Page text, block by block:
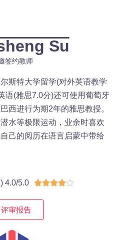
Su
签约教师
斯特大学留学(对外英语教学
语(雅思7.0分)还可使用葡萄牙
西进行为期2年的雅思教授。
水等极限运动，业余时喜欢
己的阅历在语言启蒙中带给
4.0/5.0 
评审报告